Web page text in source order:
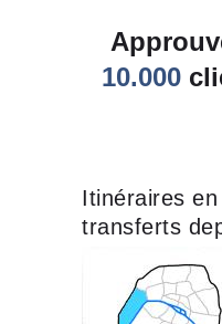
10.000
Itinéraires
transferts